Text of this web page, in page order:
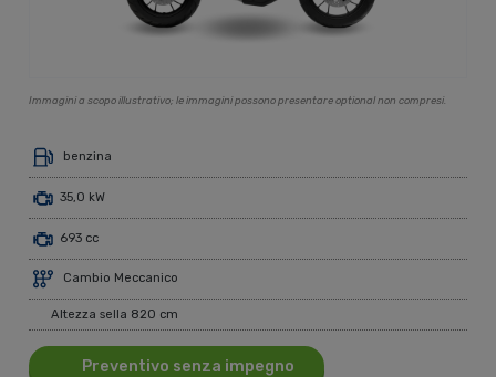
Immagini a scopo illustrativo; le immagini possono presentare optional non compresi.
benzina
35,0 kW
693 cc
Cambio Meccanico
Altezza sella 820 cm
Preventivo senza impegno